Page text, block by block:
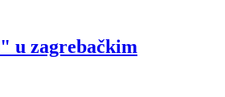
u zagrebačkim